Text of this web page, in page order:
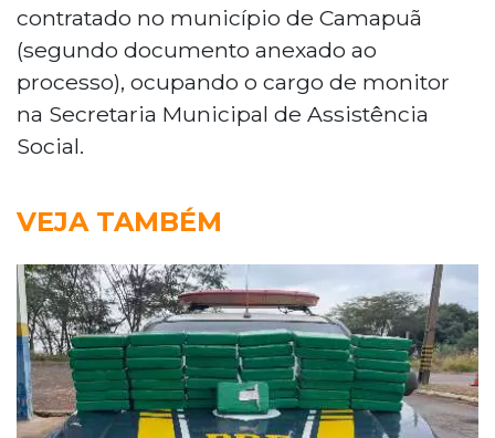
contratado no município de Camapuã
(segundo documento anexado ao
processo), ocupando o cargo de monitor
na Secretaria Municipal de Assistência
Social.
VEJA TAMBÉM